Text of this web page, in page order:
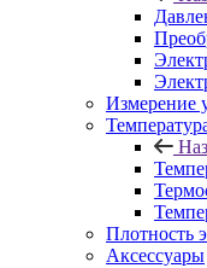
Измерение
Плотность
Аксессуары